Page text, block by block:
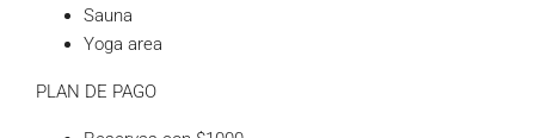
Sauna
Yoga area
PLAN DE PAGO